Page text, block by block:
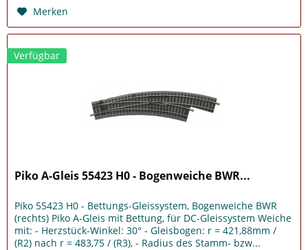
Merken
Verfügbar
Piko A-Gleis 55423 H0 - Bogenweiche BWR...
Piko 55423 H0 - Bettungs-Gleissystem, Bogenweiche BWR
(rechts) Piko A-Gleis mit Bettung, für DC-Gleissystem Weiche
mit: - Herzstück-Winkel: 30° - Gleisbogen: r = 421,88mm /
(R2) nach r = 483,75 / (R3), - Radius des Stamm- bzw...